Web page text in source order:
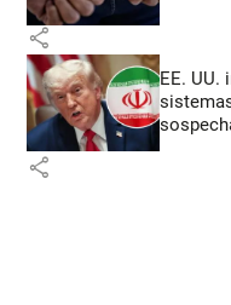
share
EE. UU.
share